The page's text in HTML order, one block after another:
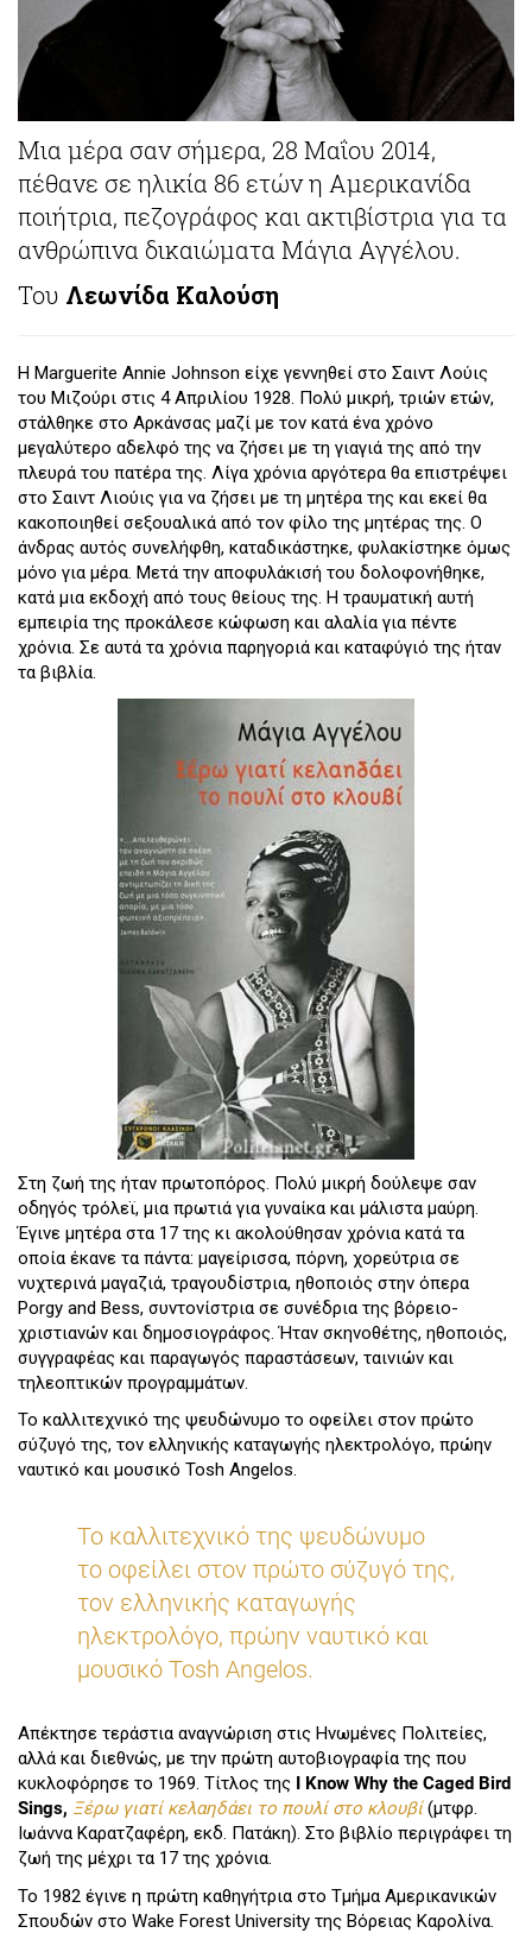
Μια μέρα σαν σήμερα, 28 Μαΐου 2014,
πέθανε σε ηλικία 86 ετών η Αμερικανίδα
ποιήτρια, πεζογράφος και ακτιβίστρια για τα
ανθρώπινα δικαιώματα Μάγια Αγγέλου.
Του Λεωνίδα Καλούση
H Marguerite Annie Johnson είχε γεννηθεί στο Σαιντ Λούις
του Μιζούρι στις 4 Απριλίου 1928. Πολύ μικρή, τριών ετών,
στάλθηκε στο Αρκάνσας μαζί με τον κατά ένα χρόνο
μεγαλύτερο αδελφό της να ζήσει με τη γιαγιά της από την
πλευρά του πατέρα της. Λίγα χρόνια αργότερα θα επιστρέψει
στο Σαιντ Λιούις για να ζήσει με τη μητέρα της και εκεί θα
κακοποιηθεί σεξουαλικά από τον φίλο της μητέρας της. Ο
άνδρας αυτός συνελήφθη, καταδικάστηκε, φυλακίστηκε όμως
μόνο για μέρα. Μετά την αποφυλάκισή του δολοφονήθηκε,
κατά μια εκδοχή από τους θείους της. Η τραυματική αυτή
εμπειρία της προκάλεσε κώφωση και αλαλία για πέντε
χρόνια. Σε αυτά τα χρόνια παρηγοριά και καταφύγιό της ήταν
τα βιβλία.
Στη ζωή της ήταν πρωτοπόρος. Πολύ μικρή δούλεψε σαν
οδηγός τρόλεϊ, μια πρωτιά για γυναίκα και μάλιστα μαύρη.
Έγινε μητέρα στα 17 της κι ακολούθησαν χρόνια κατά τα
οποία έκανε τα πάντα: μαγείρισσα, πόρνη, χορεύτρια σε
νυχτερινά μαγαζιά, τραγουδίστρια, ηθοποιός στην όπερα
Porgy and Bess, συντονίστρια σε συνέδρια της βόρειο-
χριστιανών και δημοσιογράφος. Ήταν σκηνοθέτης, ηθοποιός,
συγγραφέας και παραγωγός παραστάσεων, ταινιών και
τηλεοπτικών προγραμμάτων.
Το καλλιτεχνικό της ψευδώνυμο το οφείλει στον πρώτο
σύζυγό της, τον ελληνικής καταγωγής ηλεκτρολόγο, πρώην
ναυτικό και μουσικό Tosh Angelos.
Το καλλιτεχνικό της ψευδώνυμο
το οφείλει στον πρώτο σύζυγό της,
τον ελληνικής καταγωγής
ηλεκτρολόγο, πρώην ναυτικό και
μουσικό Tosh Angelos.
Απέκτησε τεράστια αναγνώριση στις Ηνωμένες Πολιτείες,
αλλά και διεθνώς, με την πρώτη αυτοβιογραφία της που
κυκλοφόρησε το 1969. Τίτλος της I Know Why the Caged Bird
Sings, Ξέρω γιατί κελαηδάει το πουλί στο κλουβί(μτφρ.
Ιωάννα Καρατζαφέρη, εκδ. Πατάκη). Στο βιβλίο περιγράφει τη
ζωή της μέχρι τα 17 της χρόνια.
Το 1982 έγινε η πρώτη καθηγήτρια στο Τμήμα Αμερικανικών
Σπουδών στο Wake Forest University της Βόρειας Καρολίνα.